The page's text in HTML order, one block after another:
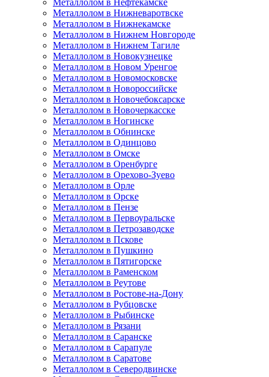
Металлолом в Нефтекамске
Металлолом в Нижневаротвске
Металлолом в Нижнекамске
Металлолом в Нижнем Новгороде
Металлолом в Нижнем Тагиле
Металлолом в Новокузнецке
Металлолом в Новом Уренгое
Металлолом в Новомосковске
Металлолом в Новороссийске
Металлолом в Новочебоксарске
Металлолом в Новочеркасске
Металлолом в Ногинске
Металлолом в Обнинске
Металлолом в Одинцово
Металлолом в Омске
Металлолом в Оренбурге
Металлолом в Орехово-Зуево
Металлолом в Орле
Металлолом в Орске
Металлолом в Пензе
Металлолом в Первоуральске
Металлолом в Петрозаводске
Металлолом в Пскове
Металлолом в Пушкино
Металлолом в Пятигорске
Металлолом в Раменском
Металлолом в Реутове
Металлолом в Ростове-на-Дону
Металлолом в Рубцовске
Металлолом в Рыбинске
Металлолом в Рязани
Металлолом в Саранске
Металлолом в Сарапуле
Металлолом в Саратове
Металлолом в Северодвинске